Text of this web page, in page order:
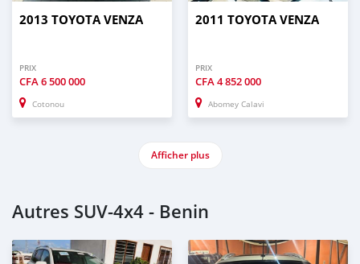
2013 TOYOTA VENZA
PRIX
CFA6 500 000
Cotonou
2011 TOYOTA VENZA
PRIX
CFA4 852 000
Abomey Calavi
Afficher plus
Autres SUV‒4x4 - Benin